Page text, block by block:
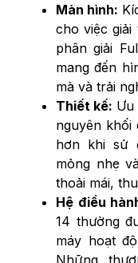
Màn hình:
cho việc
phân giải
mang đến
mà và trải
Thiết kế: Ưu
nguyên khối
hơn khi sử
mỏng nhẹ
thoải mái,
Hệ điều
14 thường
máy hoạt
Những